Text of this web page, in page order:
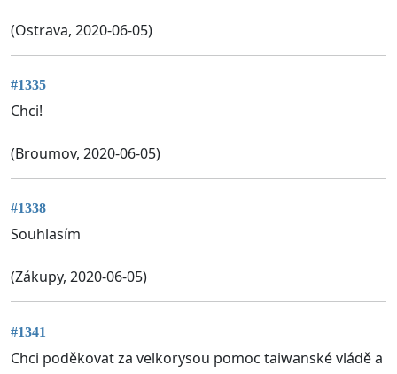
(Ostrava, 2020-06-05)
#1335
Chci!
(Broumov, 2020-06-05)
#1338
Souhlasím
(Zákupy, 2020-06-05)
#1341
Chci poděkovat za velkorysou pomoc taiwanské vládě a